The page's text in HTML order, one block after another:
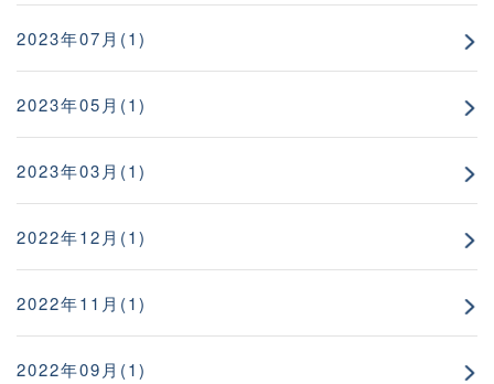
2023年07月(1)
2023年05月(1)
2023年03月(1)
2022年12月(1)
2022年11月(1)
2022年09月(1)